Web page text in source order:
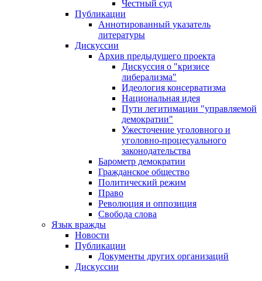
Честный суд
Публикации
Аннотированный указатель
литературы
Дискуссии
Архив предыдущего проекта
Дискуссия о "кризисе
либерализма"
Идеология консерватизма
Национальная идея
Пути легитимации "управляемой
демократии"
Ужесточение уголовного и
уголовно-процесуального
законодательства
Барометр демократии
Гражданское общество
Политический режим
Право
Революция и оппозиция
Свобода слова
Язык вражды
Новости
Публикации
Документы других организаций
Дискуссии